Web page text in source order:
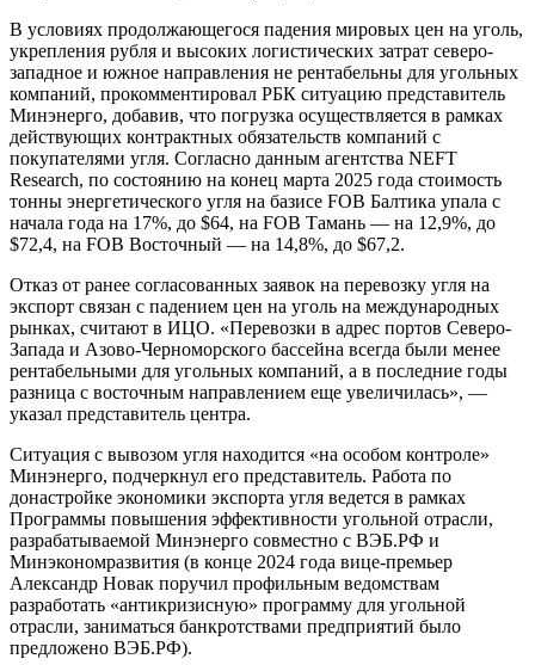
В условиях продолжающегося падения мировых цен на уголь,
укрепления рубля и высоких логистических затрат северо-
западное и южное направления не рентабельны для угольных
компаний, прокомментировал РБК ситуацию представитель
Минэнерго, добавив, что погрузка осуществляется в рамках
действующих контрактных обязательств компаний с
покупателями угля. Согласно данным агентства NEFT
Research, по состоянию на конец марта 2025 года стоимость
тонны энергетического угля на базисе FOB Балтика упала с
начала года на 17%, до $64, на FOB Тамань — на 12,9%, до
$72,4, на FOB Восточный — на 14,8%, до $67,2.
Отказ от ранее согласованных заявок на перевозку угля на
экспорт связан с падением цен на уголь на международных
рынках, считают в ИЦО. «Перевозки в адрес портов Северо-
Запада и Азово-Черноморского бассейна всегда были менее
рентабельными для угольных компаний, а в последние годы
разница с восточным направлением еще увеличилась», —
указал представитель центра.
Ситуация с вывозом угля находится «на особом контроле»
Минэнерго, подчеркнул его представитель. Работа по
донастройке экономики экспорта угля ведется в рамках
Программы повышения эффективности угольной отрасли,
разрабатываемой Минэнерго совместно с ВЭБ.РФ и
Минэкономразвития (в конце 2024 года вице-премьер
Александр Новак поручил профильным ведомствам
разработать «антикризисную» программу для угольной
отрасли, заниматься банкротствами предприятий было
предложено ВЭБ.РФ).